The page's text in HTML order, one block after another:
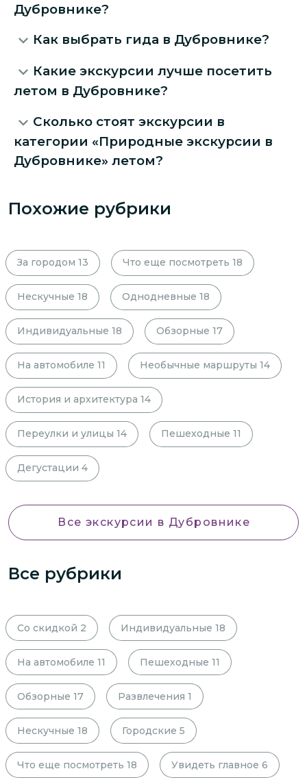
Дубровнике?
Как выбрать гида в Дубровнике?
Какие экскурсии лучше посетить
летом в Дубровнике?
Сколько стоят экскурсии в
категории «Природные экскурсии в
Дубровнике» летом?
Похожие рубрики
За городом 13 Что еще посмотреть 18
Нескучные 18 Однодневные 18
Индивидуальные 18 Обзорные 17
На автомобиле 11 Необычные маршруты 14
История и архитектура 14
Переулки и улицы 14 Пешеходные 11
Дегустации 4
Все экскурсии в Дубровнике
Все рубрики
Со скидкой 2 Индивидуальные 18
На автомобиле 11 Пешеходные 11
Обзорные 17 Развлечения 1
Нескучные 18 Городские 5
Что еще посмотреть 18 Увидеть главное 6